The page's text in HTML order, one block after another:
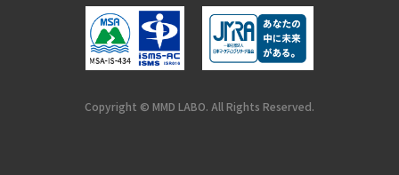
Copyright © MMD LABO. All Rights Reserved.